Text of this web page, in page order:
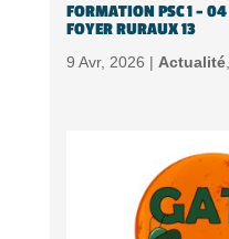
FORMATION PSC 1 –
FOYER RURAUX 13
9 Avr, 2026 | Actualité,